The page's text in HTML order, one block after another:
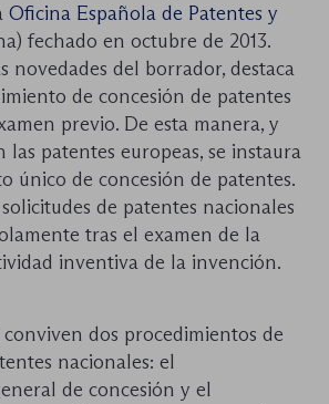
Oficina Española de Patentes y
fechado en octubre de 2013.
novedades del borrador, destaca
de concesión de patentes
previo. De esta manera, y
las patentes europeas, se instaura
único de concesión de patentes.
de patentes nacionales
tras el examen de la
inventiva de la invención.
dos procedimientos de
nacionales: el
de concesión y el